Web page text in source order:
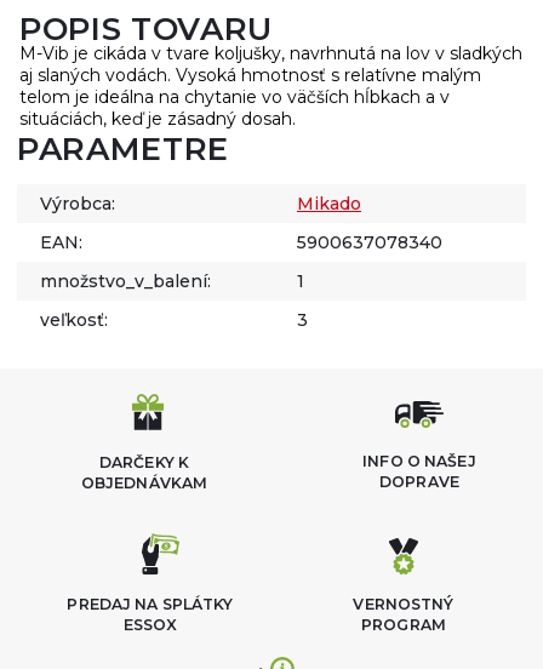
POPIS TOVARU
M-Vib je cikáda v tvare koljušky, navrhnutá na lov v sladkých
aj slaných vodách. Vysoká hmotnosť s relatívne malým
telom je ideálna na chytanie vo väčších hĺbkach a v
situáciách, keď je zásadný dosah.
PARAMETRE
Výrobca:
Mikado
EAN:
5900637078340
množstvo_v_balení:
1
veľkosť:
3
DARČEKY K
OBJEDNÁVKAM
INFO O NAŠEJ
DOPRAVE
VERNOSTNÝ
PROGRAM
PREDAJ NA SPLÁTKY
ESSOX